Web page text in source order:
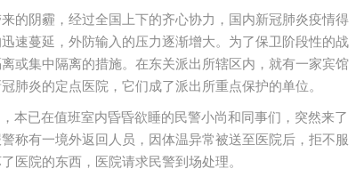
的阴霾，经过全国上下的齐心协力，国内新冠肺炎疫情得
速蔓延，外防输入的压力逐渐增大。为了保卫阶段性的战
或集中隔离的措施。在东关派出所辖区内，就有一家宾馆
肺炎的定点医院，它们成了派出所重点保护的单位。
本已在值班室内昏昏欲睡的民警小尚和同事们，突然来了
称有一境外返回人员，因体温异常被送至医院后，拒不服
医院的东西，医院请求民警到场处理。